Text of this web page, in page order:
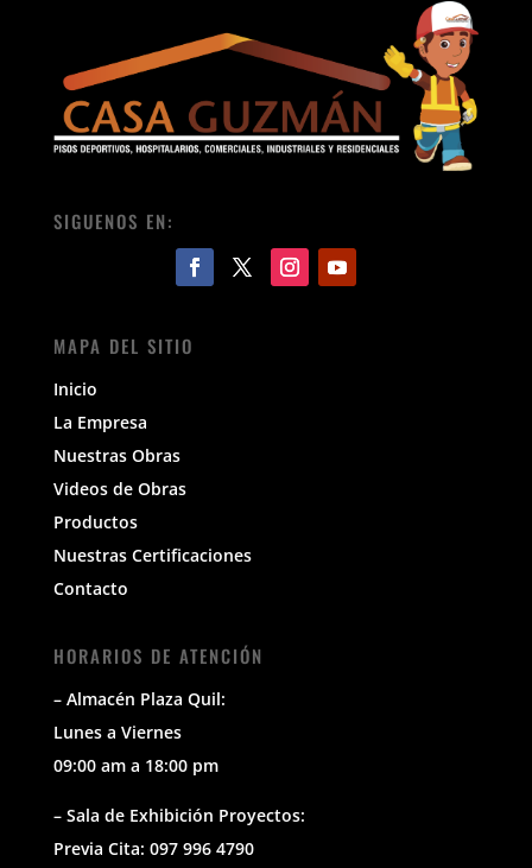
SIGUENOS EN:
MAPA DEL SITIO
Inicio
La Empresa
Nuestras Obras
Videos de Obras
Productos
Nuestras Certificaciones
Contacto
HORARIOS DE ATENCIÓN
– Almacén Plaza Quil:
Lunes a Viernes
09:00 am a 18:00 pm
– Sala de Exhibición Proyectos:
Previa Cita: 097 996 4790